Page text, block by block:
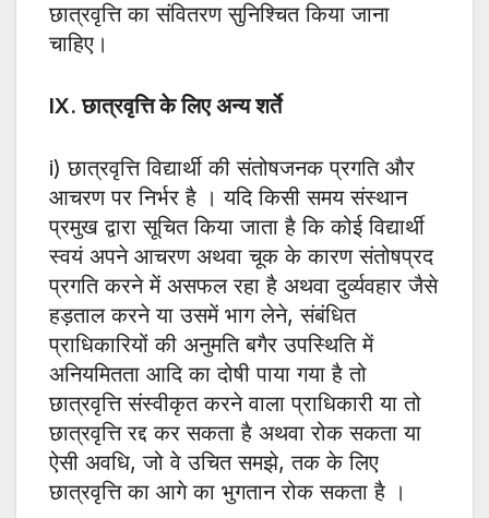
छात्रवृत्ति का संवितरण सुनिश्चित किया जाना
चाहिए।
IX. छात्रवृत्ति के लिए अन्य शर्ते
i) छात्रवृत्ति विद्यार्थी की संतोषजनक प्रगति और
आचरण पर निर्भर है । यदि किसी समय संस्थान
प्रमुख द्वारा सूचित किया जाता है कि कोई विद्यार्थी
स्वयं अपने आचरण अथवा चूक के कारण संतोषप्रद
प्रगति करने में असफल रहा है अथवा दुर्व्यवहार जैसे
हड़ताल करने या उसमें भाग लेने, संबंधित
प्राधिकारियों की अनुमति बगैर उपस्थिति में
अनियमितता आदि का दोषी पाया गया है तो
छात्रवृत्ति संस्वीकृत करने वाला प्राधिकारी या तो
छात्रवृत्ति रद्द कर सकता है अथवा रोक सकता या
ऐसी अवधि, जो वे उचित समझे, तक के लिए
छात्रवृत्ति का आगे का भुगतान रोक सकता है ।